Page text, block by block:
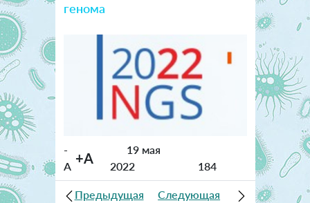
генома
-
A +A
19 мая
2022
184
Предыдущая
Следующая